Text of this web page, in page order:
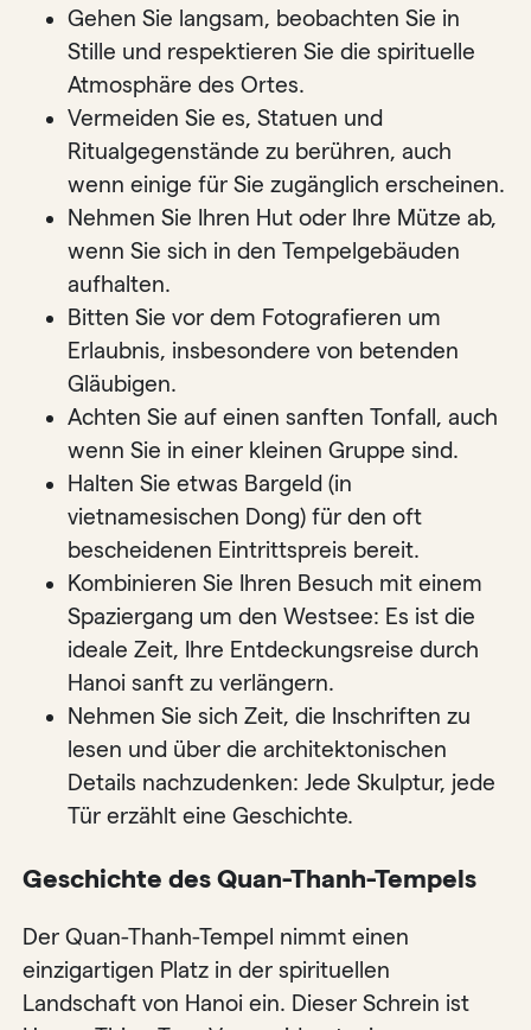
Gehen Sie langsam, beobachten Sie in
Stille und respektieren Sie die spirituelle
Atmosphäre des Ortes.
Vermeiden Sie es, Statuen und
Ritualgegenstände zu berühren, auch
wenn einige für Sie zugänglich erscheinen.
Nehmen Sie Ihren Hut oder Ihre Mütze ab,
wenn Sie sich in den Tempelgebäuden
aufhalten.
Bitten Sie vor dem Fotografieren um
Erlaubnis, insbesondere von betenden
Gläubigen.
Achten Sie auf einen sanften Tonfall, auch
wenn Sie in einer kleinen Gruppe sind.
Halten Sie etwas Bargeld (in
vietnamesischen Dong) für den oft
bescheidenen Eintrittspreis bereit.
Kombinieren Sie Ihren Besuch mit einem
Spaziergang um den Westsee: Es ist die
ideale Zeit, Ihre Entdeckungsreise durch
Hanoi sanft zu verlängern.
Nehmen Sie sich Zeit, die Inschriften zu
lesen und über die architektonischen
Details nachzudenken: Jede Skulptur, jede
Tür erzählt eine Geschichte.
Geschichte des Quan-Thanh-Tempels
Der Quan-Thanh-Tempel nimmt einen
einzigartigen Platz in der spirituellen
Landschaft von Hanoi ein. Dieser Schrein ist